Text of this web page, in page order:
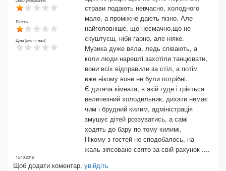
Якість:
Ціни (вис -> низ):
страви подають невчасно, холодного
мало, а проміжне дають пізно. Але
найголовніше, що несмачно,що не
скуштуєш, ніби гарно, але ніяке.
Музика дуже вяла, ледь співають, а
коли люди нарешті захотіли танцювати,
вони всіх відправили за стіл, а потім
вже нікому вони не були потрібні.
Є дитяча кімната, в якій гуде і гріється
величезний холодильник, дихати немає
чим і брудний килим, адміністрація
змушує дітей роззуватись, а самі
ходять до бару по тому килимі.
Нікому з гостей не сподобалось, на
жаль зіпсоване свято за свій рахунок ....
15.10.2016
Щоб додати коментар, увійдіть